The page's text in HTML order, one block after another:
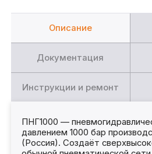
Описание
Документация
Инструкции и ремонт
ПНГ1000 —
давлением 1000 бар
(Россия). Создаёт